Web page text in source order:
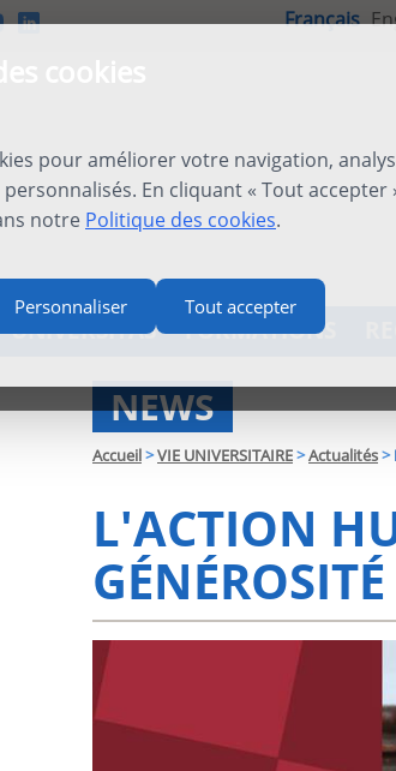
pour améliorer votre navigation,
En cliquant « Tout
notre Politique des cookies.
Personnaliser Tout accepter
Français
UNIVERSITAS FORMATIONS
NEWS
Accueil>VIE UNIVERSITAIRE>Actualités>
L'ACTION